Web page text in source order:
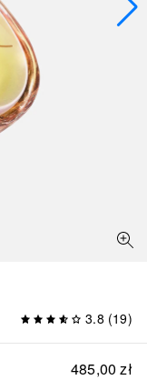
3.8 (19)
485,00 zł